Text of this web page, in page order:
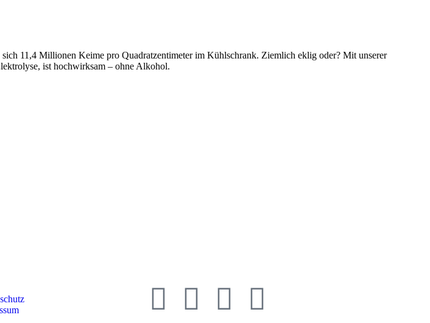
11,4 Millionen Keime pro Quadratzentimeter im Kühlschrank. Ziemlich eklig oder? Mit unserer
ist hochwirksam – ohne Alkohol.